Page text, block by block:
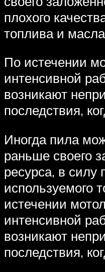
плохого
топлива и масла
По истечении
интенсивной
возникают
последствия,
Иногда пила
раньше своего
ресурса, в силу
используемого
истечении
интенсивной
возникают
последствия,